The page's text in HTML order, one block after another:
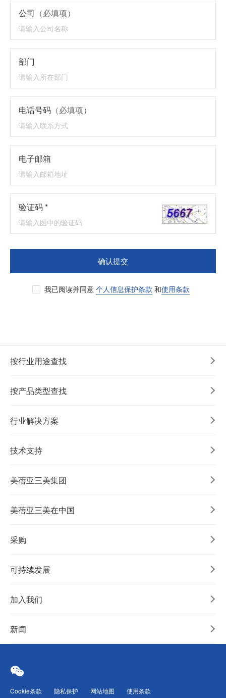
公司 （必填项）
部门
电话号码 （必填项）
电子邮箱
验证码 *
确认提交
我已阅读并同意 个人信息保护条款 和使用条款
按行业用途查找
按产品类型查找
行业解决方案
技术支持
美蓓亚三美集团
美蓓亚三美在中国
采购
可持续发展
加入我们
新闻
Cookie条款 隐私保护 网站地图 使用条款